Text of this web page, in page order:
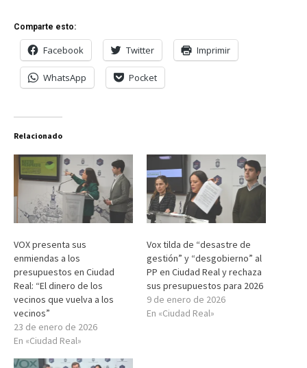
Comparte esto:
Facebook Twitter Imprimir
WhatsApp Pocket
Relacionado
VOX presenta sus
enmiendas a los
presupuestos en Ciudad
Real: “El dinero de los
vecinos que vuelva a los
vecinos”
23 de enero de 2026
En «Ciudad Real»
Vox tilda de “desastre de
gestión” y “desgobierno” al
PP en Ciudad Real y rechaza
sus presupuestos para 2026
9 de enero de 2026
En «Ciudad Real»